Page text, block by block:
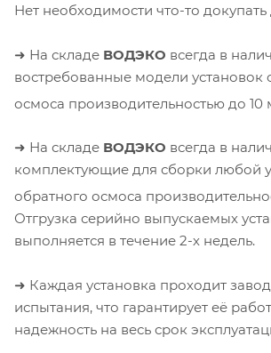
Нет необходимости что-то
➜ На складе ВОДЭКО всегда в
востребованные модели установок
осмоса производительностью до 10
➜ На складе ВОДЭКО всегда в
комплектующие для сборки любой
обратного осмоса
Отгрузка серийно выпускаемых
выполняется в течение 2-х недель.
➜ Каждая установка проходит
испытания, что гарантирует её
надежность на весь срок